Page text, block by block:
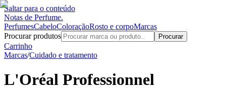
Saltar para o conteúdo
Notas de Perfume.
PerfumesCabeloColoraçãoRosto e corpoMarcas
Procurar produtos
Procurar
Carrinho
Marcas/Cuidado e tratamento
L'Oréal Professionnel